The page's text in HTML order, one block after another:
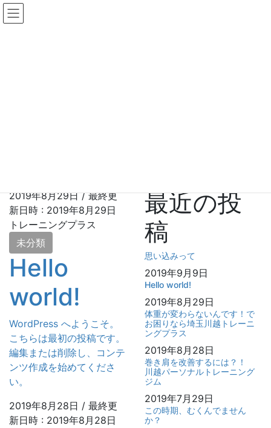
コ
ン
ナ
ビ
Training Plus+
2019年8月29日 / 最終更
新日時 : 2019年8月29日
トレーニングプラス
未分類
Hello
world!
WordPress へようこそ。
こちらは最初の投稿です。
編集または削除し、コンテ
ンツ作成を始めてくださ
い。
2019年8月28日 / 最終更
新日時 : 2019年8月28日
最近の投
稿
思い込みって
2019年9月9日
Hello world!
2019年8月29日
体重が変わらないんです！で
お困りなら埼玉川越トレーニ
ングプラス
2019年8月28日
巻き肩を改善するには？！
川越パーソナルトレーニング
ジム
2019年7月29日
この時期、むくんでません
か？